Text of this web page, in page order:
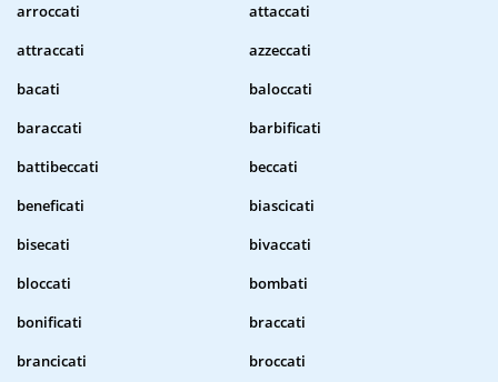
arroccati
attaccati
attraccati
azzeccati
bacati
baloccati
baraccati
barbificati
battibeccati
beccati
beneficati
biascicati
bisecati
bivaccati
bloccati
bombati
bonificati
braccati
brancicati
broccati